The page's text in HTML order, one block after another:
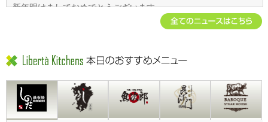
新年明けましておめでとうございます
旧年中は格別のご高配を賜り、厚く御礼申し上げます
援のお陰と深く心に刻んでおります
新年は、全店１月６日より営業致します
本年も変わらぬご愛顧のほど、よろしくお願い申し上げます